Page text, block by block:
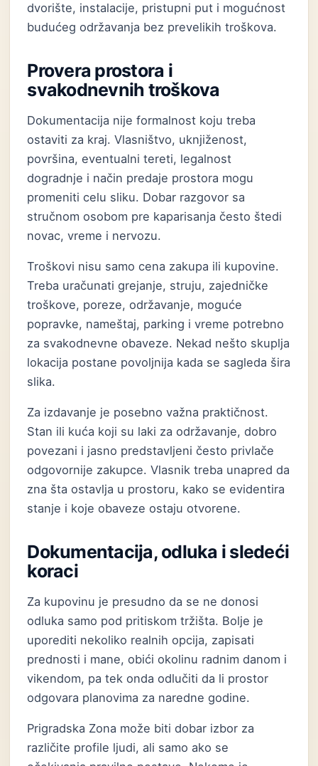
dvorište, instalacije, pristupni put i mogućnost
budućeg održavanja bez prevelikih troškova.
Provera prostora i
svakodnevnih troškova
Dokumentacija nije formalnost koju treba
ostaviti za kraj. Vlasništvo, uknjiženost,
površina, eventualni tereti, legalnost
dogradnje i način predaje prostora mogu
promeniti celu sliku. Dobar razgovor sa
stručnom osobom pre kaparisanja često štedi
novac, vreme i nervozu.
Troškovi nisu samo cena zakupa ili kupovine.
Treba uračunati grejanje, struju, zajedničke
troškove, poreze, održavanje, moguće
popravke, nameštaj, parking i vreme potrebno
za svakodnevne obaveze. Nekad nešto skuplja
lokacija postane povoljnija kada se sagleda šira
slika.
Za izdavanje je posebno važna praktičnost.
Stan ili kuća koji su laki za održavanje, dobro
povezani i jasno predstavljeni često privlače
odgovornije zakupce. Vlasnik treba unapred da
zna šta ostavlja u prostoru, kako se evidentira
stanje i koje obaveze ostaju otvorene.
Dokumentacija, odluka i sledeći
koraci
Za kupovinu je presudno da se ne donosi
odluka samo pod pritiskom tržišta. Bolje je
uporediti nekoliko realnih opcija, zapisati
prednosti i mane, obići okolinu radnim danom i
vikendom, pa tek onda odlučiti da li prostor
odgovara planovima za naredne godine.
Prigradska Zona može biti dobar izbor za
različite profile ljudi, ali samo ako se